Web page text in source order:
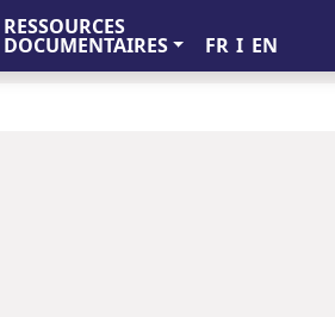
RESSOURCES
DOCUMENTAIRES FR I EN